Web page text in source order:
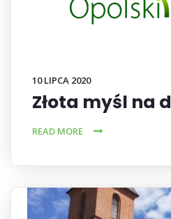
10 LIPCA 2020
Złota myśl na
READ MORE